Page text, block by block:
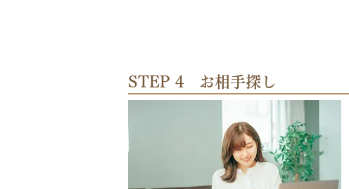
STEP 4 お相手探し